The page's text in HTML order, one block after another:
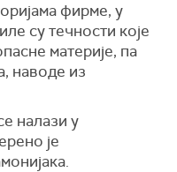
фирме, у
су течности које
материје, па
наводе из
налази у
је